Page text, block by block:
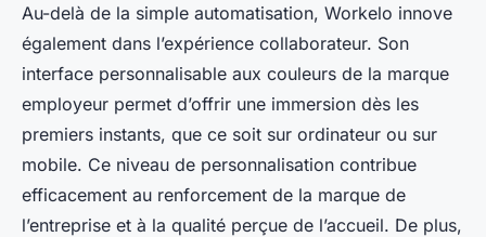
Au-delà de la simple automatisation, Workelo innove
également dans l’expérience collaborateur. Son
interface personnalisable aux couleurs de la marque
employeur permet d’offrir une immersion dès les
premiers instants, que ce soit sur ordinateur ou sur
mobile. Ce niveau de personnalisation contribue
efficacement au renforcement de la marque de
l’entreprise et à la qualité perçue de l’accueil. De plus,